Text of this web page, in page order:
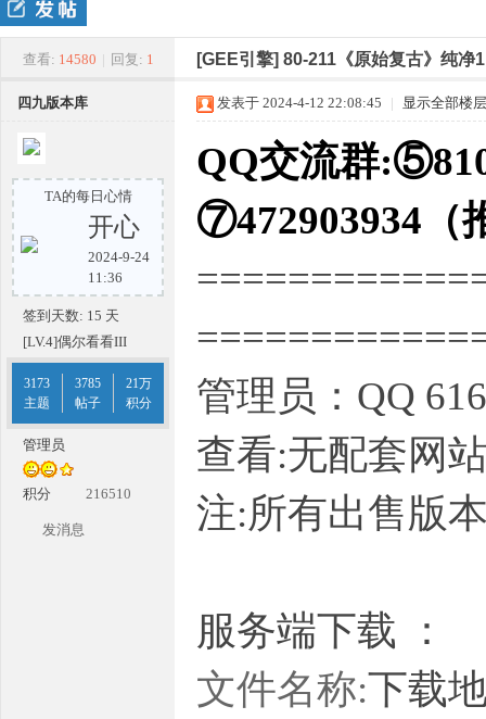
九
» ›
查看: 14580 | 回复: 1 [GEE引擎] 80-211《原始复古》纯净
四九版本库
TA的每日心情
开心
2024-9-24
11:36
签到天数: 15 天
[LV.4]偶尔看看III
3173
主题
3785
帖子
21万
积分
管理员
积分 216510
发消息
发表于 2024-4-12 22:08:45 | 显示全部楼层
QQ交流群
⑦472903934（
管理员：QQ
查看:无配套网
注:所有出售版
服务端下载 ：
文件名称:下载